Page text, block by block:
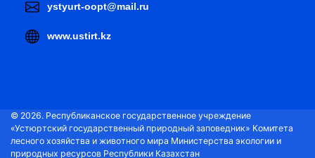
ystyurt-oopt@mail.ru
www.ustirt.kz
© 2026. Республиканское государственное учреждение
«Устюртский государственный природный заповедник» Комитета
лесного хозяйства и животного мира Министерства экологии и
природных ресурсов Республики Казахстан